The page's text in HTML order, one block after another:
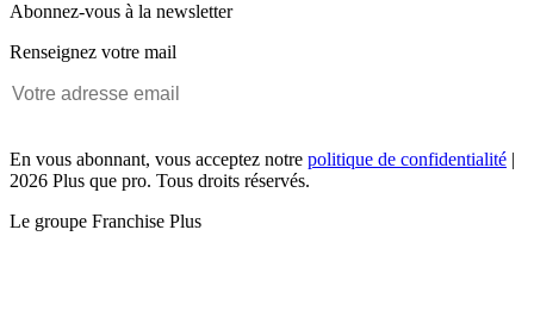
Abonnez-vous à la newsletter
Renseignez votre mail
En vous abonnant, vous acceptez notre politique de confidentialité |
2026 Plus que pro. Tous droits réservés.
Le groupe Franchise Plus